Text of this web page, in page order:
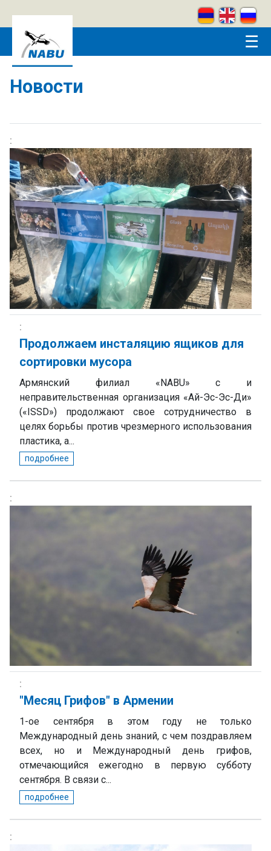
☰
Новости
Продолжаем инсталяцию ящиков для
сортировки мусора
Армянский филиал «NABU» с и
неправительственная организация «Ай-Эс-Эс-Ди»
(«ISSD») продолжают свое сотрудничество в
целях борьбы против чрезмерного использования
пластика, а...
подробнее
"Mесяц Грифов" в Армении
1-ое сентября в этом году не только
Международный день знаний, с чем поздравляем
всех, но и Международный день грифов,
отмечающийся ежегодно в первую субботу
сентября. В связи с...
подробнее